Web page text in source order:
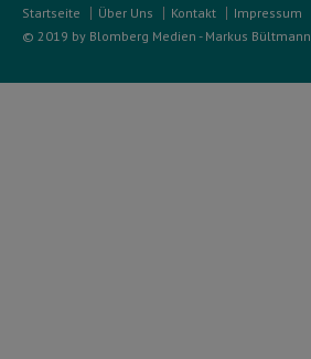
Startseite Über Uns Kontakt Impressum
© 2019 by Blomberg Medien - Markus Bültmann